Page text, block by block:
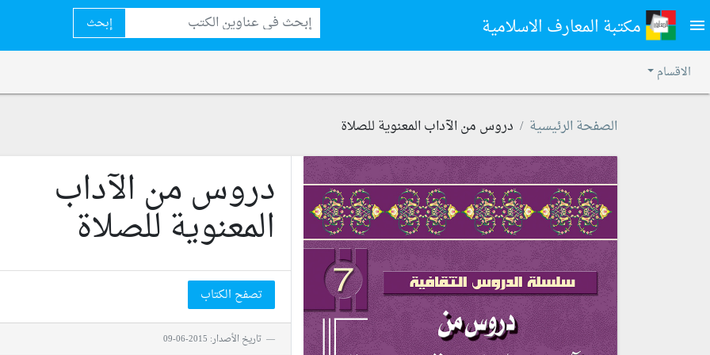
menu مكتبة المعارف الاسلامية إبحث
الاقسام
الصفحة الرئيسية دروس من الآداب المعنوية للصلاة
دروس من الآداب
المعنوية للصلاة
تصفح الكتاب
تاريخ الأصدار: 2015-06-09